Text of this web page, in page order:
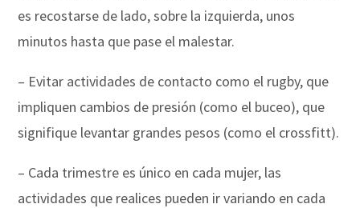
es recostarse de lado, sobre la izquierda, unos
minutos hasta que pase el malestar.
– Evitar actividades de contacto como el rugby, que
impliquen cambios de presión (como el buceo), que
signifique levantar grandes pesos (como el crossfitt).
– Cada trimestre es único en cada mujer, las
actividades que realices pueden ir variando en cada